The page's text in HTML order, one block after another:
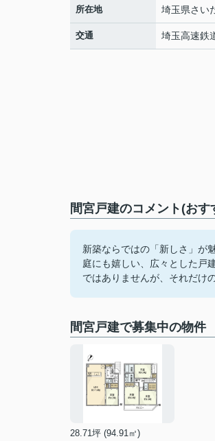
所在地 埼玉県さい
交通 埼玉高速鉄
間宮戸建のコメント(おす
新築ならではの「新しさ」が
庭にも嬉しい、広々とした戸
ではありませんが、それだけ
間宮戸建で募集中の物件
28.71坪 (94.91㎡)